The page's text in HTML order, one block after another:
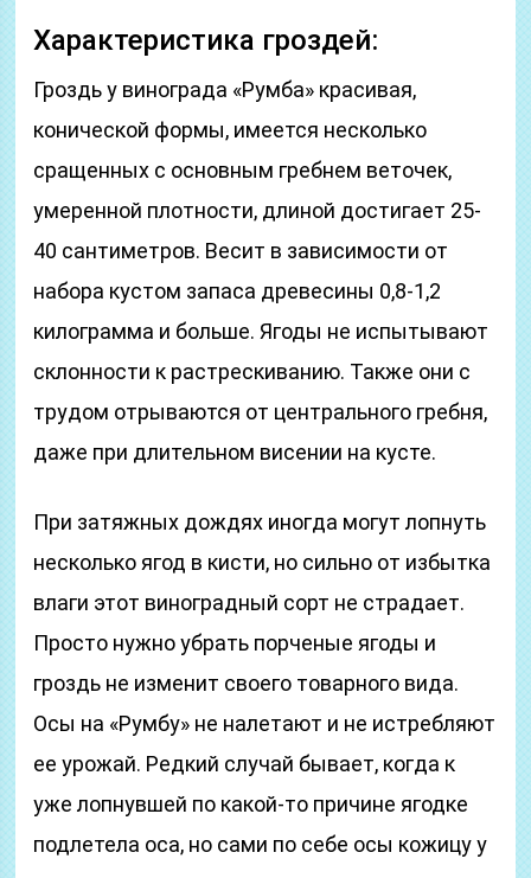
Характеристика гроздей:
Гроздь у винограда «Румба» красивая,
конической формы, имеется несколько
сращенных с основным гребнем веточек,
умеренной плотности, длиной достигает 25-
40 сантиметров. Весит в зависимости от
набора кустом запаса древесины 0,8-1,2
килограмма и больше. Ягоды не испытывают
склонности к растрескиванию. Также они с
трудом отрываются от центрального гребня,
даже при длительном висении на кусте.
При затяжных дождях иногда могут лопнуть
несколько ягод в кисти, но сильно от избытка
влаги этот виноградный сорт не страдает.
Просто нужно убрать порченые ягоды и
гроздь не изменит своего товарного вида.
Осы на «Румбу» не налетают и не истребляют
ее урожай. Редкий случай бывает, когда к
уже лопнувшей по какой-то причине ягодке
подлетела оса, но сами по себе осы кожицу у